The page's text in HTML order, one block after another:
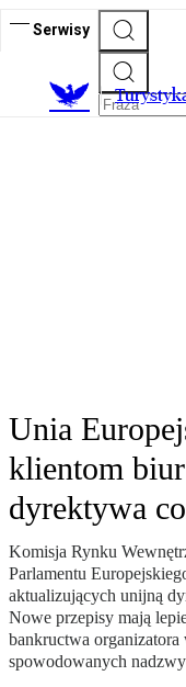
Serwisy
T
Unia
klientom
dyrektywa
Komisja Rynku
Parlamentu
aktualizujących unijną
Nowe przepisy mają
bankructwa
spowodowanych